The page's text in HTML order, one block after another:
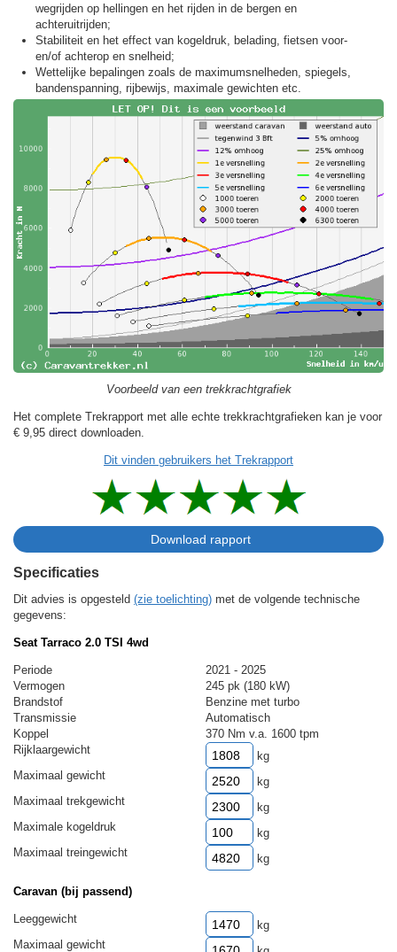
wegrijden op hellingen en het rijden in de bergen en
achteruitrijden;
Stabiliteit en het effect van kogeldruk, belading, fietsen voor-
en/of achterop en snelheid;
Wettelijke bepalingen zoals de maximumsnelheden, spiegels,
bandenspanning, rijbewijs, maximale gewichten etc.
Voorbeeld van een trekkrachtgrafiek
Het complete Trekrapport met alle echte trekkrachtgrafieken kan je voor
€ 9,95 direct downloaden.
Dit vinden gebruikers het Trekrapport
Specificaties
Dit advies is opgesteld (zie toelichting) met de volgende technische
gegevens:
Seat Tarraco 2.0 TSI 4wd
Periode
2021 - 2025
Vermogen
245 pk (180 kW)
Brandstof
Benzine met turbo
Transmissie
Automatisch
Koppel
370 Nm v.a. 1600 tpm
Rijklaargewicht
kg
Maximaal gewicht
kg
Maximaal trekgewicht
kg
Maximale kogeldruk
kg
Maximaal treingewicht
kg
Caravan (bij passend)
Leeggewicht
kg
Maximaal gewicht